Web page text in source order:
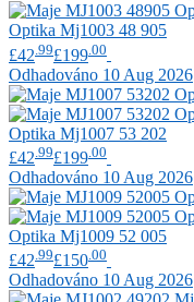
Optika Mj1003 48 905
£42 .99£199 .00
Odhadováno 10 Aug 2026
Optika Mj1007 53 202
£42 .99£199 .00
Odhadováno 10 Aug 2026
Optika Mj1009 52 005
£42 .99£150 .00
Odhadováno 10 Aug 2026